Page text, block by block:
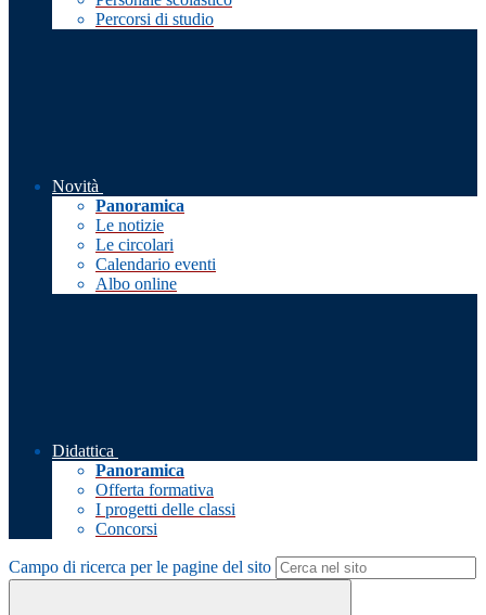
Percorsi di studio
Novità
Panoramica
Le notizie
Le circolari
Calendario eventi
Albo online
Didattica
Panoramica
Offerta formativa
I progetti delle classi
Concorsi
Campo di ricerca per le pagine del sito